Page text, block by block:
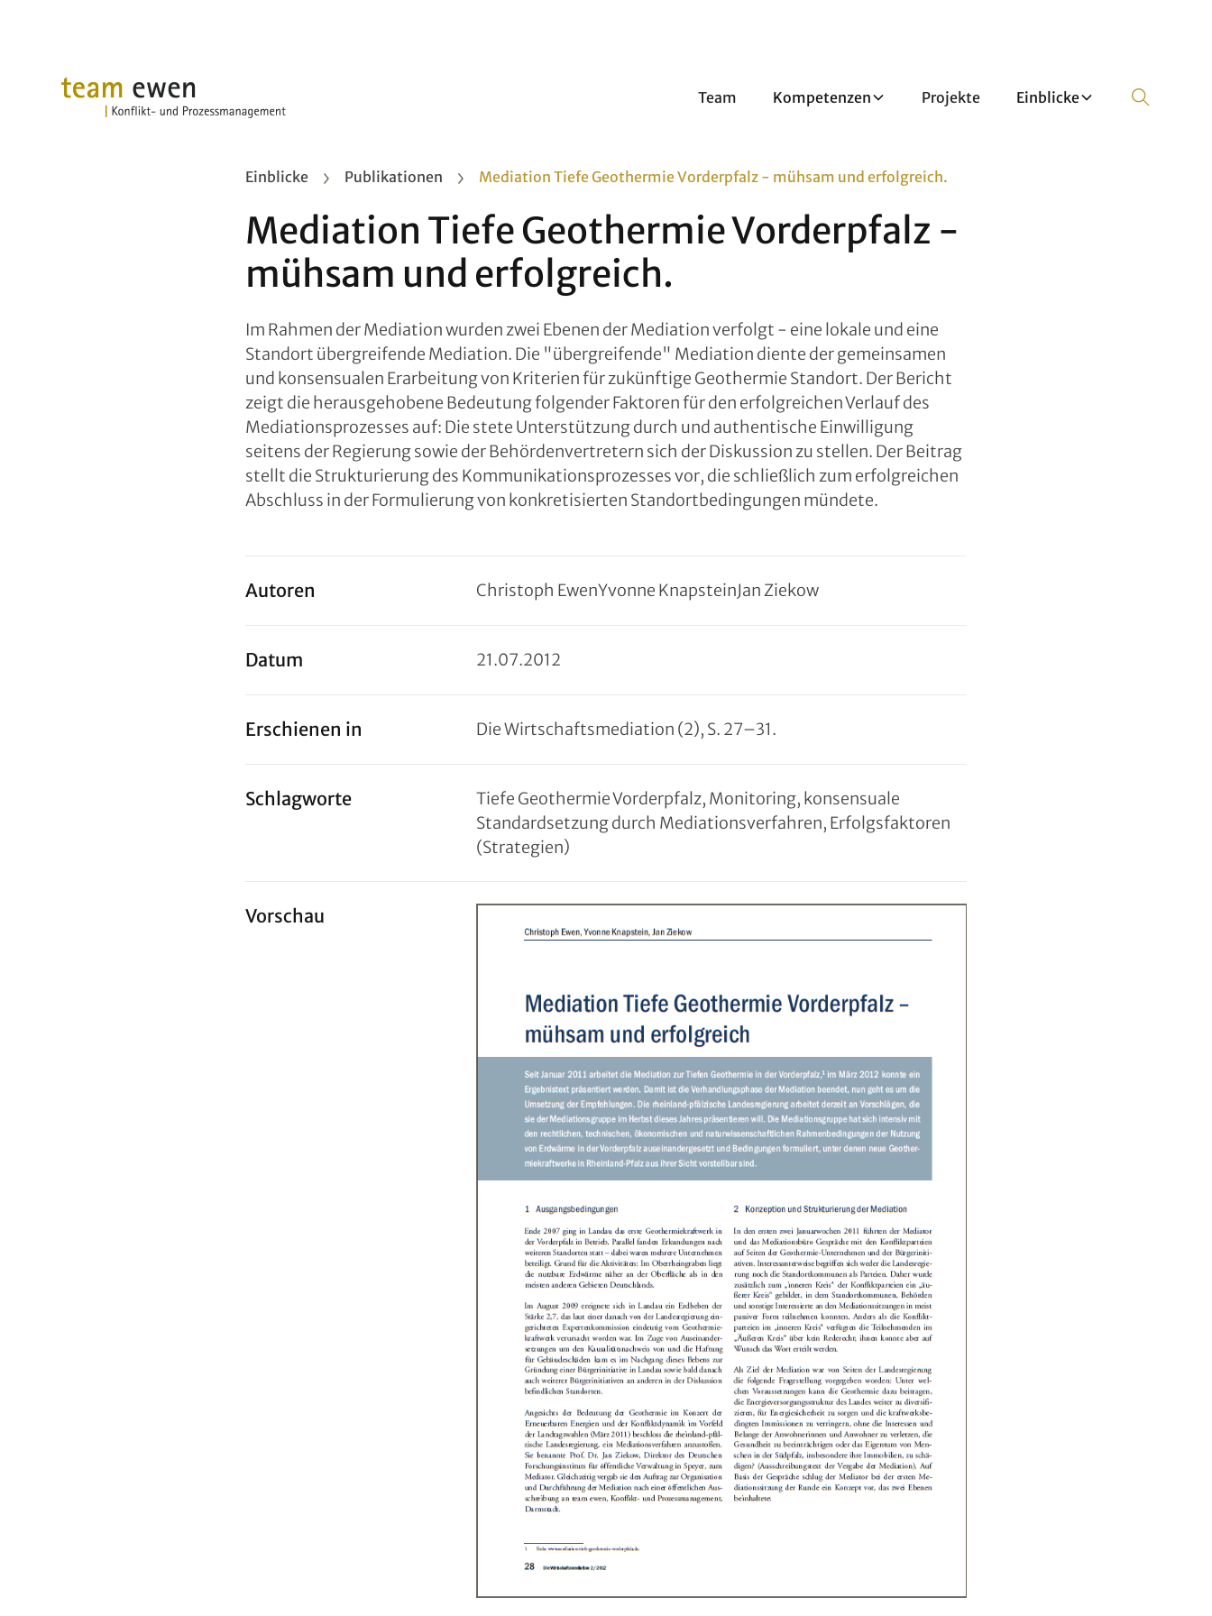
Team Kompetenzen Projekte Einblicke
Einblicke Publikationen Mediation Tiefe Geothermie Vorderpfalz - mühsam und erfolgreich.
Mediation Tiefe Geothermie Vorderpfalz -
mühsam und erfolgreich.
Im Rahmen der Mediation wurden zwei Ebenen der Mediation verfolgt - eine lokale und eine
Standort übergreifende Mediation. Die "übergreifende" Mediation diente der gemeinsamen
und konsensualen Erarbeitung von Kriterien für zukünftige Geothermie Standort. Der Bericht
zeigt die herausgehobene Bedeutung folgender Faktoren für den erfolgreichen Verlauf des
Mediationsprozesses auf: Die stete Unterstützung durch und authentische Einwilligung
seitens der Regierung sowie der Behördenvertretern sich der Diskussion zu stellen. Der Beitrag
stellt die Strukturierung des Kommunikationsprozesses vor, die schließlich zum erfolgreichen
Abschluss in der Formulierung von konkretisierten Standortbedingungen mündete.
Autoren Christoph EwenYvonne KnapsteinJan Ziekow
Datum 21.07.2012
Erschienen in Die Wirtschaftsmediation (2), S. 27–31.
Schlagworte
Tiefe Geothermie Vorderpfalz, Monitoring, konsensuale
Standardsetzung durch Mediationsverfahren, Erfolgsfaktoren
(Strategien)
Vorschau